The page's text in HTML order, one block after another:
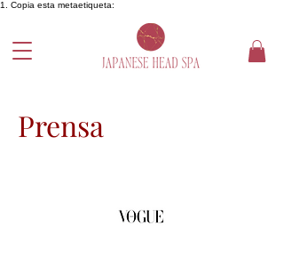
1. Copia esta metaetiqueta:
Prensa